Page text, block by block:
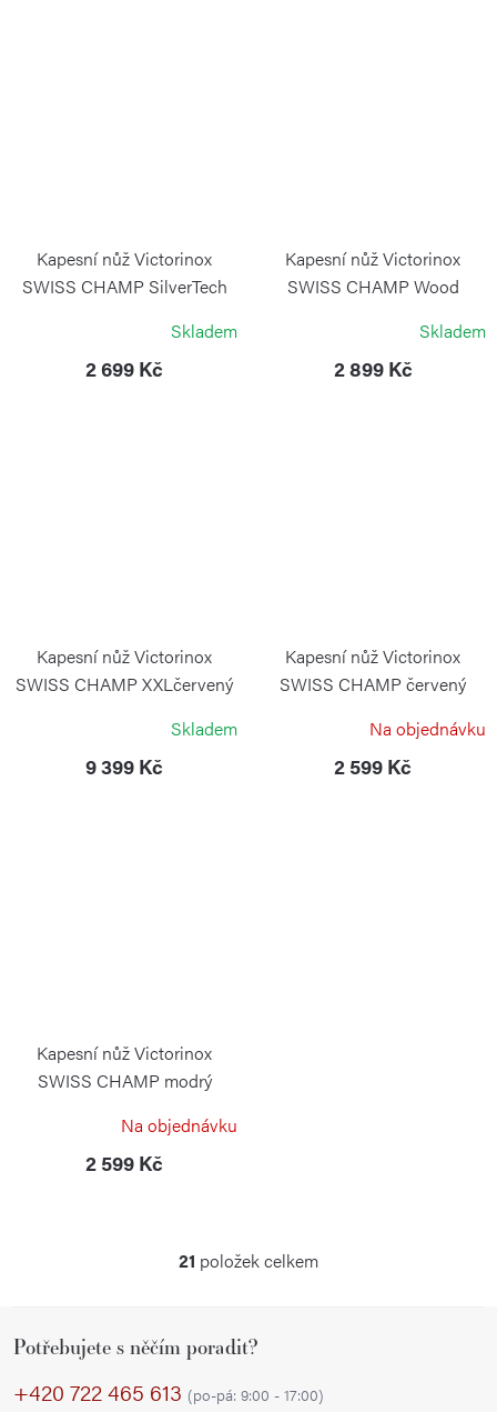
Kapesní nůž Victorinox
SWISS CHAMP SilverTech
Skladem
2 699 Kč
Kapesní nůž Victorinox
SWISS CHAMP Wood
Skladem
2 899 Kč
Kapesní nůž Victorinox
SWISS CHAMP XXLčervený
Skladem
9 399 Kč
Kapesní nůž Victorinox
SWISS CHAMP červený
VICTORINOX
Na objednávku
2 599 Kč
Kapesní nůž Victorinox
SWISS CHAMP modrý
VICTORINOX
Na objednávku
2 599 Kč
O
á
d
21 položek celkem
Potřebujete s něčím poradit?
+420 722 465 613 (po-pá: 9:00 - 17:00)